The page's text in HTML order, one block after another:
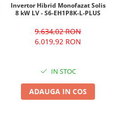
Invertor Hibrid Monofazat Solis
8 kW LV - S6-EH1P8K-L-PLUS
9.634,02 RON
6.019,92 RON
IN STOC
ADAUGA IN COS